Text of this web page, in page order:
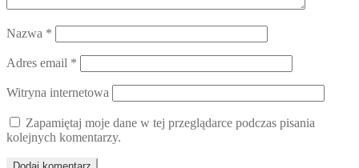
Nazwa *
Adres email *
Witryna internetowa
Zapamiętaj moje dane w tej przeglądarce podczas pisania
kolejnych komentarzy.